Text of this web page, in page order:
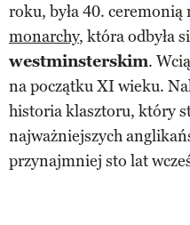
roku, była 40. ceremonią
monarchy, która odbyła
westminsterskim.
na początku XI wieku.
historia klasztoru, który
najważniejszych
przynajmniej sto lat